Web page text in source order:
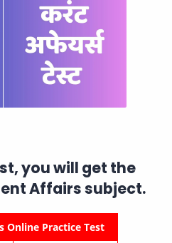
you will get the
Affairssubject.
Online Practice Test